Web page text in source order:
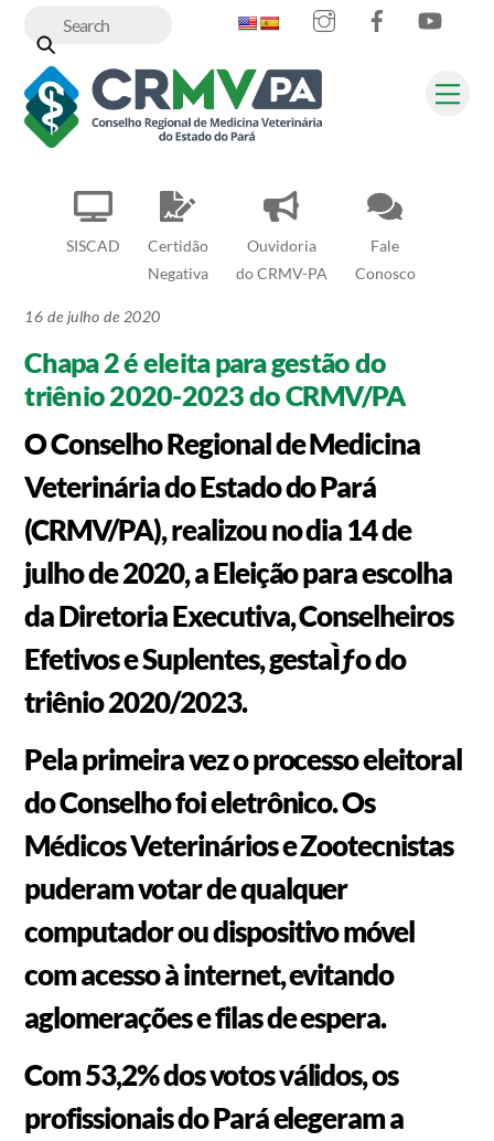
content
SISCAD
Certidão
Negativa
Ouvidoria
do CRMV-PA
Fale
Conosco
InstagramFacebook
16 de julho de 2020
Chapa 2 é eleita para gestão do
triênio 2020-2023 do CRMV/PA
O Conselho Regional de Medicina
Veterinária do Estado do Pará
(CRMV/PA), realizou no dia 14 de
julho de 2020, a Eleição para escolha
da Diretoria Executiva, Conselheiros
Efetivos e Suplentes, gestaÌƒo do
triênio 2020/2023.
Pela primeira vez o processo eleitoral
do Conselho foi eletrônico. Os
Médicos Veterinários e Zootecnistas
puderam votar de qualquer
computador ou dispositivo móvel
com acesso à internet, evitando
aglomerações e filas de espera.
Com 53,2% dos votos válidos, os
profissionais do Pará elegeram a